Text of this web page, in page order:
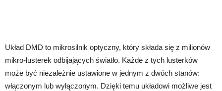
Układ DMD to mikrosilnik optyczny, który składa się z milionów
mikro-lusterek odbijających światło. Każde z tych lusterków
może być niezależnie ustawione w jednym z dwóch stanów:
włączonym lub wyłączonym. Dzięki temu układowi możliwe jest